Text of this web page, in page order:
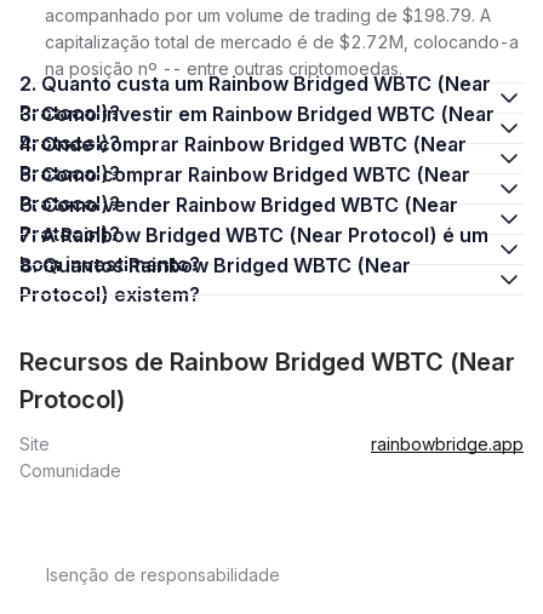
acompanhado por um volume de trading de $198.79. A
capitalização total de mercado é de $2.72M, colocando-a
na posição nº -- entre outras criptomoedas.
2. Quanto custa um Rainbow Bridged WBTC (Near
Protocol)?
3. Como investir em Rainbow Bridged WBTC (Near
Protocol)?
4. Onde comprar Rainbow Bridged WBTC (Near
Protocol)?
5. Como comprar Rainbow Bridged WBTC (Near
Protocol)?
6. Como vender Rainbow Bridged WBTC (Near
Protocol)?
7. A Rainbow Bridged WBTC (Near Protocol) é um
bom investimento?
8. Quantos Rainbow Bridged WBTC (Near
Protocol) existem?
Recursos de Rainbow Bridged WBTC (Near
Protocol)
Site
rainbowbridge.app
Comunidade
Isenção de responsabilidade